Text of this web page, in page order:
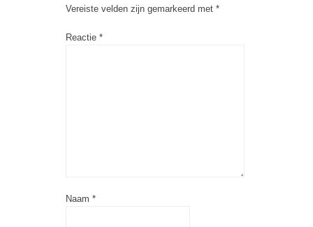
Vereiste velden zijn gemarkeerd met *
Reactie *
Naam *